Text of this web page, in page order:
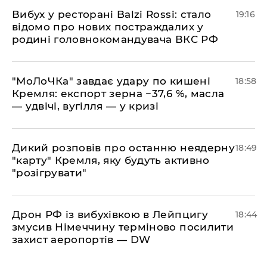
​Вибух у ресторані Balzi Rossi: стало
відомо про нових постраждалих у
родині головнокомандувача ВКС РФ
19:16
​"МоЛоЧКа" завдає удару по кишені
Кремля: експорт зерна −37,6 %, масла
— удвічі, вугілля — у кризі
18:58
​Дикий розповів про останню неядерну
"карту" Кремля, яку будуть активно
"розігрувати"
18:49
​Дрон РФ із вибухівкою в Лейпцигу
змусив Німеччину терміново посилити
захист аеропортів — DW
18:44